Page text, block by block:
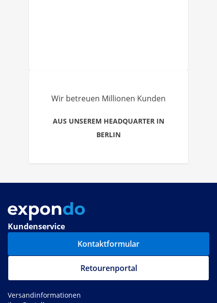
Wir betreuen Millionen Kunden
AUS UNSEREM HEADQUARTER IN
BERLIN
Kundenservice
Kontaktformular
Retourenportal
Versandinformationen